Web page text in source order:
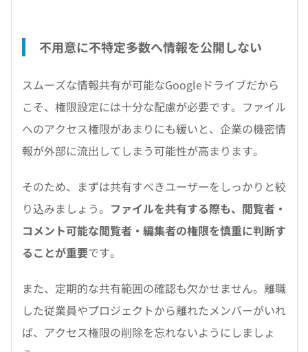
不用意に不特定多数へ情報を公開しない
スムーズな情報共有が可能なGoogleドライブだから
こそ、権限設定には十分な配慮が必要です。ファイル
へのアクセス権限があまりにも緩いと、企業の機密情
報が外部に流出してしまう可能性が高まります。
そのため、まずは共有すべきユーザーをしっかりと絞
り込みましょう。 ファイルを共有する際も、閲覧者・
コメント可能な閲覧者・編集者の権限を慎重に判断す
ることが重要です。
また、定期的な共有範囲の確認も欠かせません。離職
した従業員やプロジェクトから離れたメンバーがいれ
ば、アクセス権限の削除を忘れないようにしましょ